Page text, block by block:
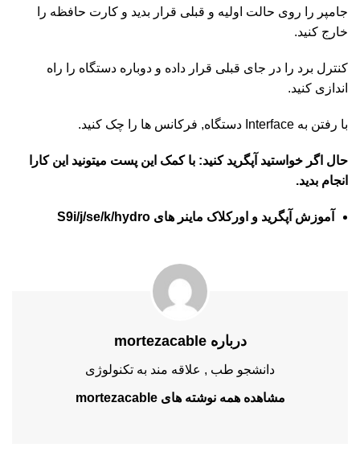
جامپر را روی حالت اولیه و قبلی قرار بدید و کارت حافظه را
خارج کنید.
کنترل برد را در جای قبلی قرار داده و دوباره دستگاه را راه
اندازی کنید.
با رفتن به Interface دستگاه, فرکانس ها را چک کنید.
حال اگر خواستید آپگرید کنید: با کمک این پست میتونید این کارا
انجام بدید.
آموزش آپگرید و اورکلاک ماینر های S9i/j/se/k/hydro
درباره mortezacable
دانشجو طب , علاقه مند به تکنولوژی
مشاهده همه نوشته های mortezacable